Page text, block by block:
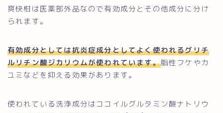
爽快柑は医薬部外品なので有効成分とその他成分に分け
られます。
有効成分としては抗炎症成分としてよく使われるグリチ
ルリチン酸ジカリウムが使われています。脂性フケやカ
ユミなどを抑える効果があります。
使われている洗浄成分はココイルグルタミン酸ナトリウ